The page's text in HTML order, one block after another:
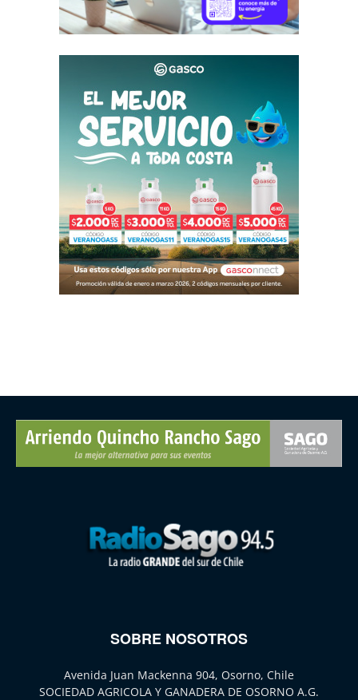
SOBRE NOSOTROS
Avenida Juan Mackenna 904, Osorno, Chile
SOCIEDAD AGRICOLA Y GANADERA DE OSORNO A.G.